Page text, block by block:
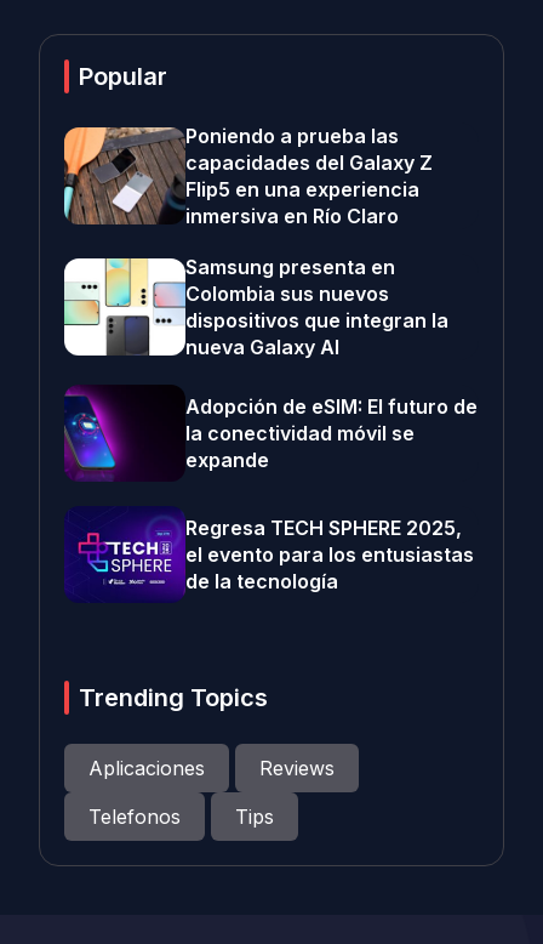
Popular
Poniendo a prueba las
capacidades del Galaxy Z
Flip5 en una experiencia
inmersiva en Río Claro
Samsung presenta en
Colombia sus nuevos
dispositivos que integran la
nueva Galaxy AI
Adopción de eSIM: El futuro de
la conectividad móvil se
expande
Regresa TECH SPHERE 2025,
el evento para los entusiastas
de la tecnología
Trending Topics
Aplicaciones
Reviews
Telefonos
Tips